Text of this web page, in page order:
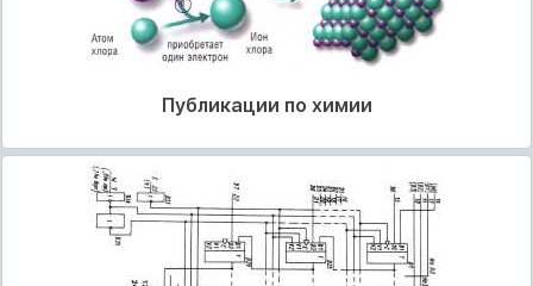
Публикации по химии